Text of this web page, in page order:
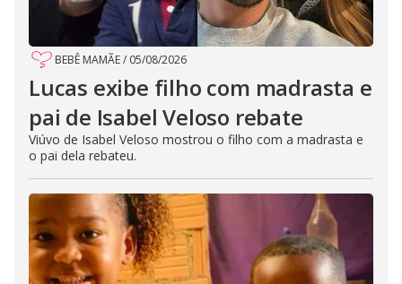
BEBÊ MAMÃE/ 05/08/2026
Lucas exibe filho com madrasta e
pai de Isabel Veloso rebate
Viúvo de Isabel Veloso mostrou o filho com a madrasta e
o pai dela rebateu.